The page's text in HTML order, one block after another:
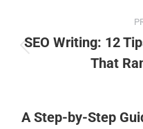
navigation
SEO Writing: 12
That
A Step-by-Step